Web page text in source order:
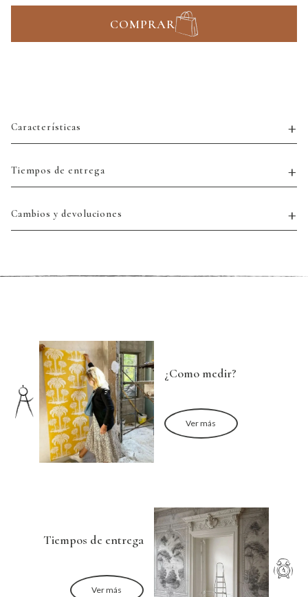
COMPRAR
Características
Tiempos de entrega
Cambios y devoluciones
¿Como medir?
Ver más
Tiempos de entrega
Ver más